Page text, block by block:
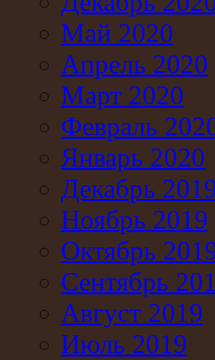
Май 2020
Апрель 2020
Март 2020
Февраль
Январь 2020
Декабрь
Ноябрь 2019
Октябрь
Сентябрь
Август 2019
Июль 2019